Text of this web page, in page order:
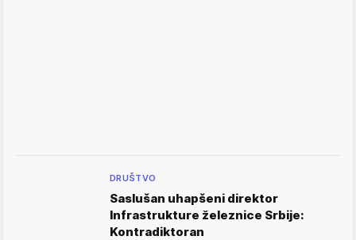
DRUŠTVO
Saslušan uhapšeni direktor
Infrastrukture železnice Srbije:
Kontradiktoran